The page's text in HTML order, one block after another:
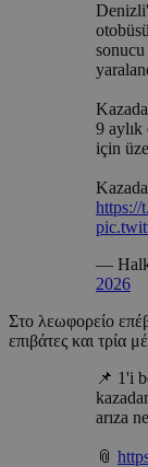
9
için
—
2026
Στο λεωφορείο
επιβάτες και τρία
📌 1'i
arıza
📎